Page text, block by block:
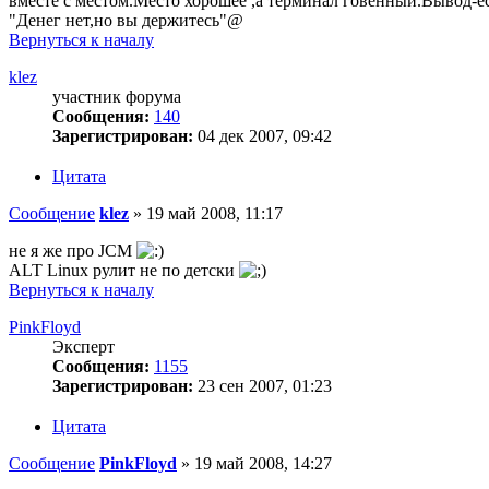
"Денег нет,но вы держитесь"@
Вернуться к началу
klez
участник форума
Сообщения: 140
Зарегистрирован: 04 дек 2007, 09:42
Цитата
Сообщение klez » 19 май 2008, 11:17
не я же про JCM
ALT Linux рулит не по детски
Вернуться к началу
PinkFloyd
Эксперт
Сообщения: 1155
Зарегистрирован: 23 сен 2007, 01:23
Цитата
Сообщение PinkFloyd » 19 май 2008, 14:27